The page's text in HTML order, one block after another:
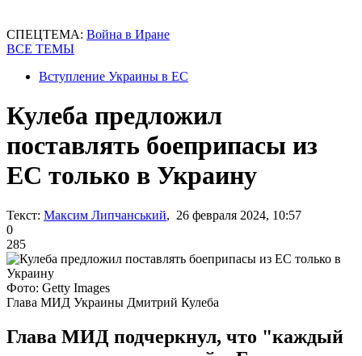
СПЕЦТЕМА: Война в Иране
ВСЕ ТЕМЫ
Вступление Украины в ЕС
Кулеба предложил
поставлять боеприпасы из
ЕС только в Украину
Текст: Максим Липчанський, 26 февраля 2024, 10:57
0
285
Фото: Getty Images
Глава МИД Украины Дмитрий Кулеба
Глава МИД подчеркнул, что "каждый